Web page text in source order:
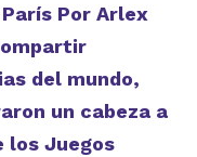
Por Arlex
del mundo,
un cabeza a
los Juegos